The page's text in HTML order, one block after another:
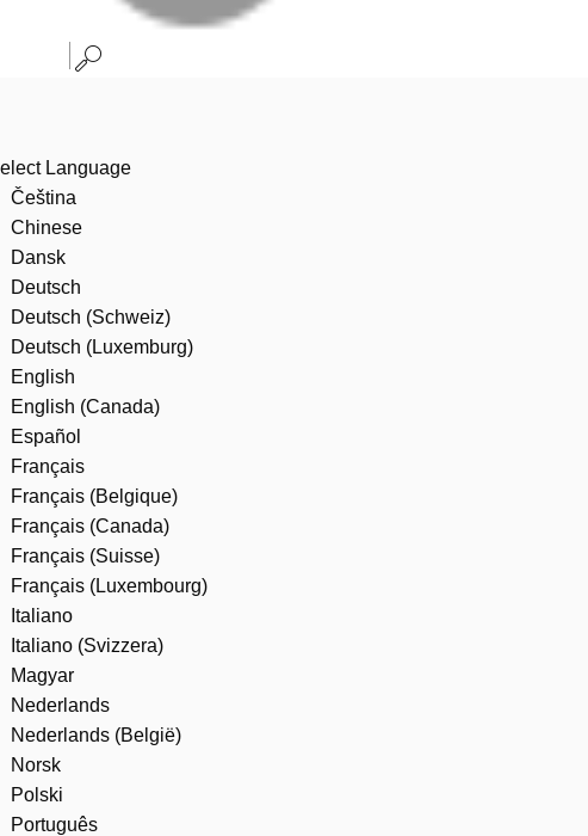
Language
Čeština
Chinese
Dansk
Deutsch
Deutsch (Schweiz)
Deutsch (Luxemburg)
English
English (Canada)
Español
Français
Français (Belgique)
Français (Canada)
Français (Suisse)
Français (Luxembourg)
Italiano
Italiano (Svizzera)
Magyar
Nederlands
Nederlands (België)
Norsk
Polski
Português